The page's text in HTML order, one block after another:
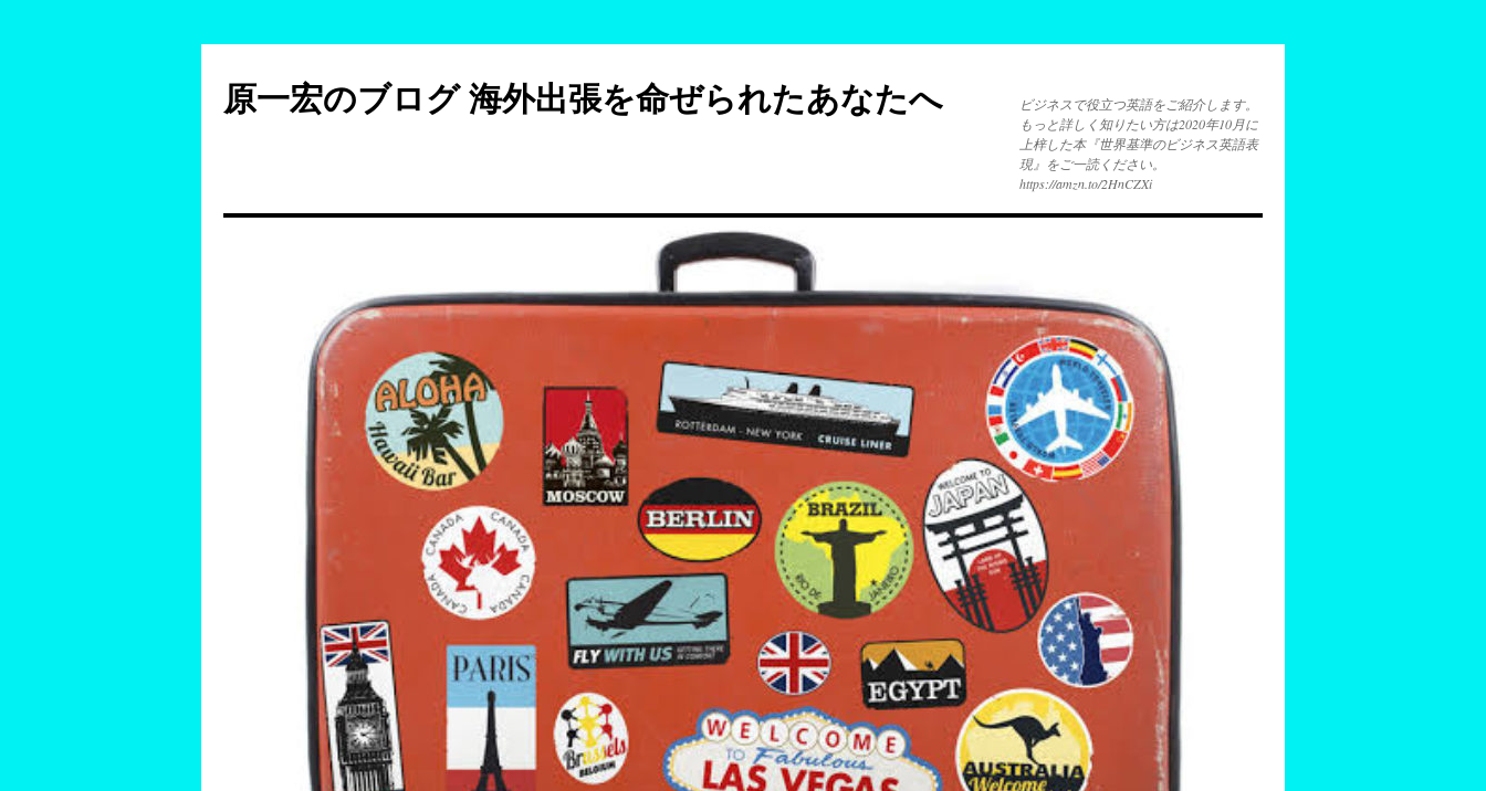
テ
ン
ッ
原一宏のブログ 海外出張を命ぜられたあなたへ
ビジネスで役立つ英語をご紹介します。
もっと詳しく知りたい方は2020年10月に
上梓した本『世界基準のビジネス英語表
現』をご一読ください。
https://amzn.to/2HnCZXi